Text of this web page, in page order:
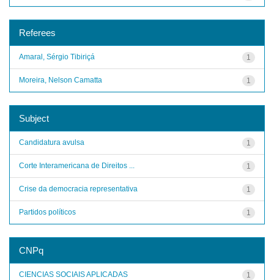
Referees
1
Amaral, Sérgio Tibiriçá
1
Moreira, Nelson Camatta
Subject
1
Candidatura avulsa
1
Corte Interamericana de Direitos ...
1
Crise da democracia representativa
1
Partidos políticos
CNPq
1
CIENCIAS SOCIAIS APLICADAS